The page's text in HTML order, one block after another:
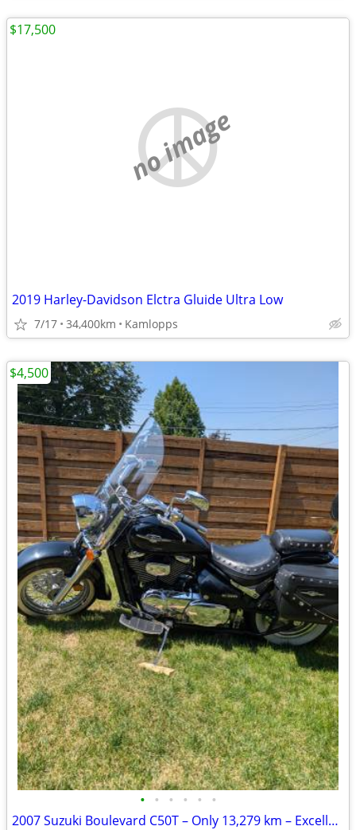
no image
2019 Harley-Davidson Elctra Gluide Ultra Low
7/17 34,400km Kamlopps
$17,500
• • • • • •
2007 Suzuki Boulevard C50T – Only 13,279 km – Excellent Cruiser
$4,500